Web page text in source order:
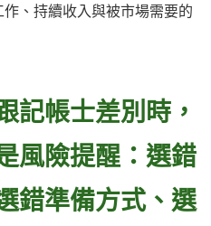
、持續收入與被市場需要的
記帳士差別時，
風險提醒：選錯
錯準備方式、選